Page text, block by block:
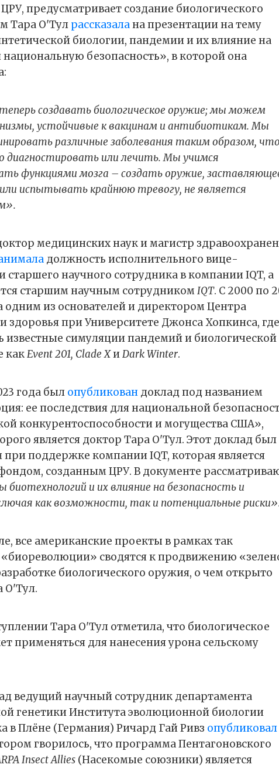
предусматривает создание биологического
Тара О'Тул рассказалана презентации на тему
биологии, пандемии и их влияние на
безопасность», в которой она
создавать биологическое оружие; мы можем
устойчивые к вакцинам и антибиотикам. Мы
различные заболевания таким образом,
диагностировать или лечить. Мы учимся
функциями мозга – создать оружие,
или испытывать крайнюю тревогу, не является
медицинских наук и магистр
должность исполнительного вице-
старшего научного сотрудника в компании IQT, а
старшим научным сотрудникомIQT. С 2000 по
одним из основателей и директором Центра
здоровья при Университете Джонса Хопкинса, где
известные симуляции пандемий и биологической
какEvent 201, Clade XиDark Winter.
года был опубликован доклад под названием
ее последствия для национальной
конкурентоспособности и могущества США»,
является доктор Тара О'Тул. Этот доклад был
при поддержке компании IQT, которая является
созданным ЦРУ. В документе
биотехнологий и их влияние на безопасность и
как возможности, так и потенциальные
все американские проекты в рамках так
сводятся к продвижению
биологического оружия, о чем открыто
О'Тул.
Тара О'Тул отметила, что биологическое
применяться для нанесения урона сельскому
ведущий научный сотрудник департамента
генетики Института эволюционной биологии
в Плёне (Германия) Ричард Гай Ривз опубликовал
гворилось, что программа Пентагоновского
Insect Allies (Насекомые союзники) является